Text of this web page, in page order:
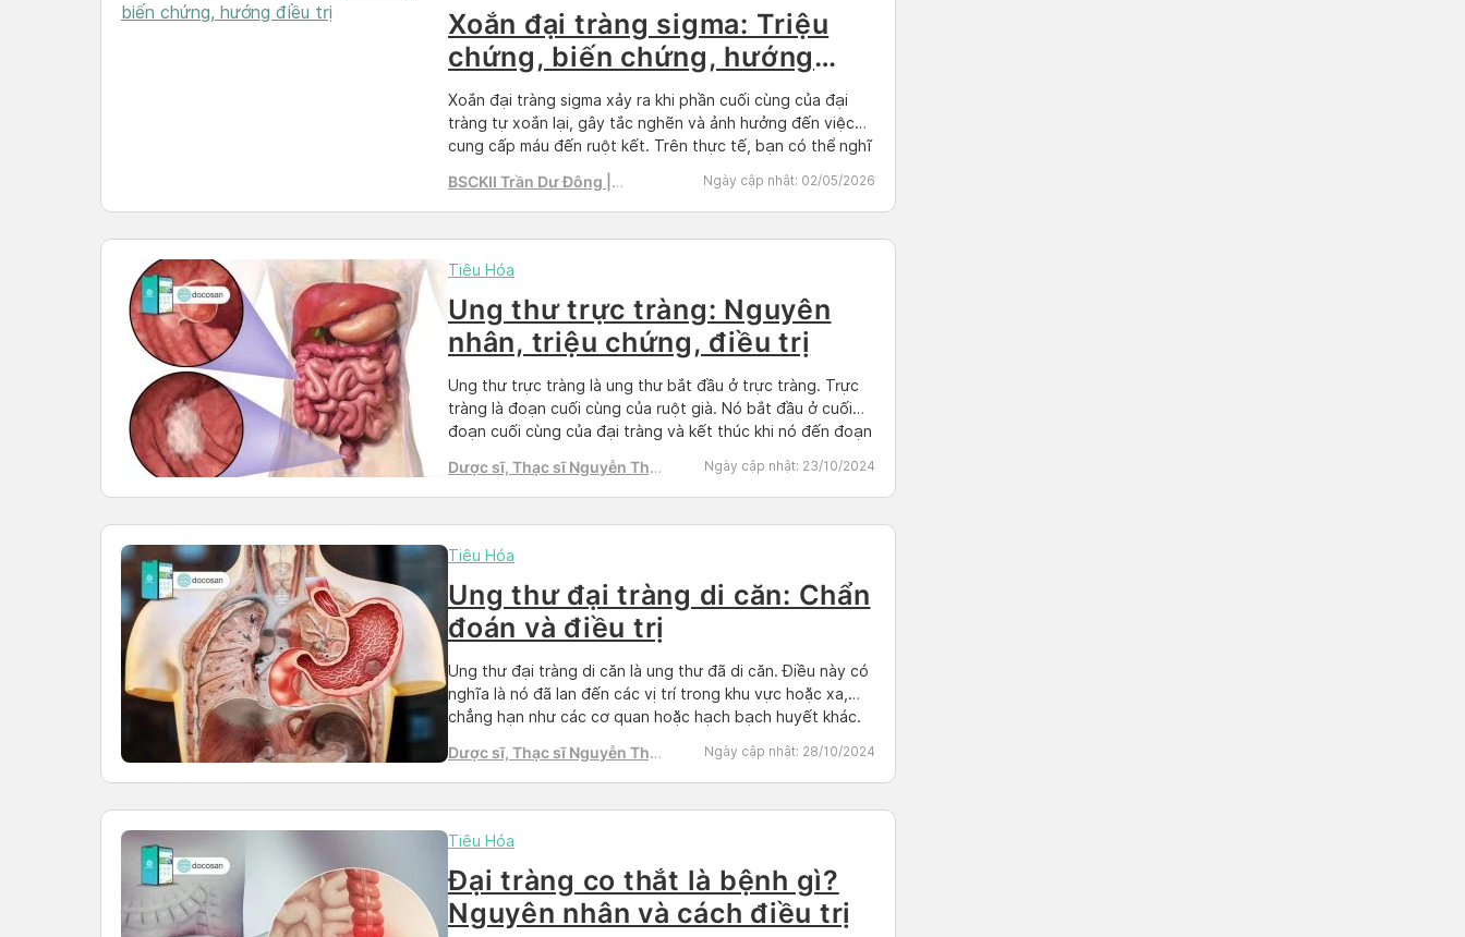
Xoắn đại tràng sigma: Triệu
chứng, biến chứng, hướng
điều trị
Xoắn đại tràng sigma xảy ra khi phần cuối cùng của đại
tràng tự xoắn lại, gây tắc nghẽn và ảnh hưởng đến việc
cung cấp máu đến ruột kết. Trên thực tế, bạn có thể nghĩ
rằng các triệu chứng đau đớn và khó chịu thường liên
quan đến vấn đề dạ dày. Nhưng, […]
BSCKII Trần Dư Đông |
Ngày cập nhật: 02/05/2026
Tiêu Hóa
Ung thư trực tràng: Nguyên
nhân, triệu chứng, điều trị
Ung thư trực tràng là ung thư bắt đầu ở trực tràng. Trực
tràng là đoạn cuối cùng của ruột già. Nó bắt đầu ở cuối
đoạn cuối cùng của đại tràng và kết thúc khi nó đến đoạn
ung thư bên trong […]
Dược sĩ, Thạc sĩ Nguyễn Thị
Ngày cập nhật: 23/10/2024
Tiêu Hóa
Ung thư đại tràng di căn: Chẩn
đoán và điều trị
Ung thư đại tràng di căn là ung thư đã di căn. Điều này có
nghĩa là nó đã lan đến các vị trí trong khu vực hoặc xa,
chẳng hạn như các cơ quan hoặc hạch bạch huyết khác.
phù […]
Dược sĩ, Thạc sĩ Nguyễn Thị
Ngày cập nhật: 28/10/2024
Tiêu Hóa
Đại tràng co thắt là bệnh gì?
Nguyên nhân và cách điều trị